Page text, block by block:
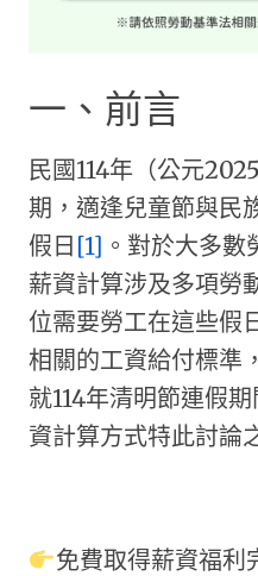
一、前言
民國114年（公元
期，適逢兒童節與民
假日 [1] 。對於大多
薪資計算涉及多項勞
位需要勞工在這些假
相關的工資給付標準
就114年清明節連假
資計算方式特此討論
免費取得薪資福利